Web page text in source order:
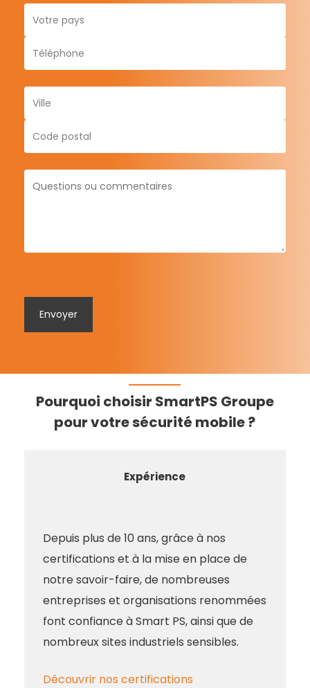
Pourquoi choisir SmartPS Groupe
pour votre sécurité mobile ?
Expérience
Depuis plus de 10 ans, grâce à nos
certifications et à la mise en place de
notre savoir-faire, de nombreuses
entreprises et organisations renommées
font confiance à Smart PS, ainsi que de
nombreux sites industriels sensibles.
Découvrir nos certifications